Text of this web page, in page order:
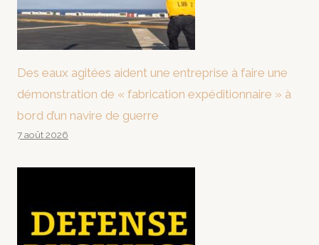
Des eaux agitées aident une entreprise à faire une
démonstration de « fabrication expéditionnaire » à
bord d’un navire de guerre
7 août 2026